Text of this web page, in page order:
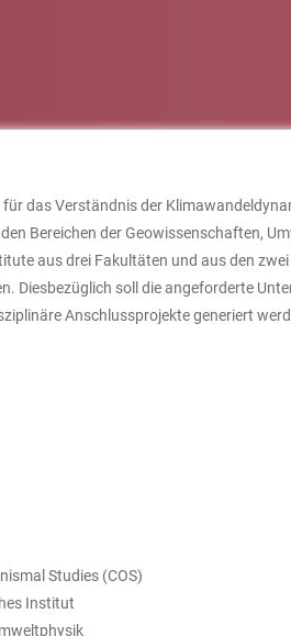
das Verständnis der
Bereichen der Geowissenschaften,
aus drei Fakultäten und aus den
Diesbezüglich soll die angeforderte
Anschlussprojekte generiert
Studies (COS)
Institut